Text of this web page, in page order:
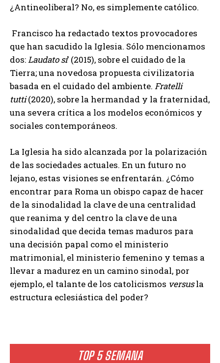
TOP 5 SEMANA
¿Antineoliberal? No, es simplemente católico.
Francisco ha redactado textos provocadores
que han sacudido la Iglesia. Sólo mencionamos
dos:Laudato si’ (2015), sobre el cuidado de la
Tierra; una novedosa propuesta civilizatoria
basada en el cuidado del ambiente. Fratelli
tutti(2020), sobre la hermandad y la fraternidad,
una severa crítica a los modelos económicos y
sociales contemporáneos.
La Iglesia ha sido alcanzada por la polarización
de las sociedades actuales. En un futuro no
lejano, estas visiones se enfrentarán. ¿Cómo
encontrar para Roma un obispo capaz de hacer
de la sinodalidad la clave de una centralidad
que reanima y del centro la clave de una
sinodalidad que decida temas maduros para
una decisión papal como el ministerio
matrimonial, el ministerio femenino y temas a
llevar a madurez en un camino sinodal, por
ejemplo, el talante de los catolicismos versusla
estructura eclesiástica del poder?